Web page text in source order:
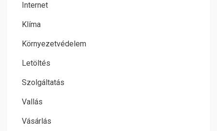
Internet
Klíma
Környezetvédelem
Letöltés
Szolgáltatás
Vallás
Vásárlás